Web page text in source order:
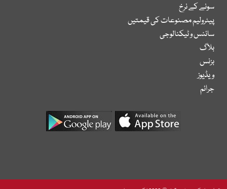
سونے کے نرخ
پیٹرولیم مصنوعات کی قیمتیں
سائنس و ٹیکنالوجی
بلاگ
بزنس
ویڈیوز
جرائم